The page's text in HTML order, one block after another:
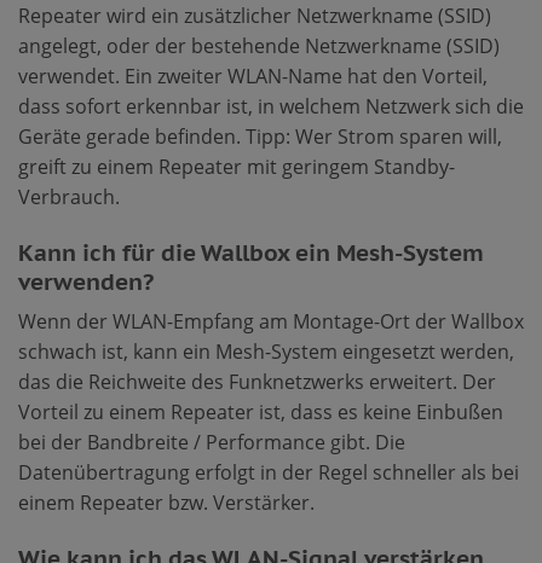
Repeater wird ein zusätzlicher Netzwerkname (SSID)
angelegt, oder der bestehende Netzwerkname (SSID)
verwendet. Ein zweiter WLAN-Name hat den Vorteil,
dass sofort erkennbar ist, in welchem Netzwerk sich die
Geräte gerade befinden. Tipp: Wer Strom sparen will,
greift zu einem Repeater mit geringem Standby-
Verbrauch.
Kann ich für die Wallbox ein Mesh-System
verwenden?
Wenn der WLAN-Empfang am Montage-Ort der Wallbox
schwach ist, kann ein Mesh-System eingesetzt werden,
das die Reichweite des Funknetzwerks erweitert. Der
Vorteil zu einem Repeater ist, dass es keine Einbußen
bei der Bandbreite / Performance gibt. Die
Datenübertragung erfolgt in der Regel schneller als bei
einem Repeater bzw. Verstärker.